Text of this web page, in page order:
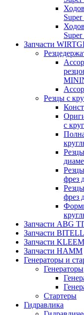
Запчасти
Резцы с
с
фрез
фрез
Запчасти ABG
Запчасти
Запчасти
Запчасти HAMM
Генераторы и
Генераторы
Стартеры
Гидравлика